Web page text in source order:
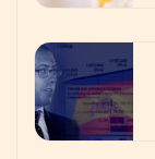
agosto